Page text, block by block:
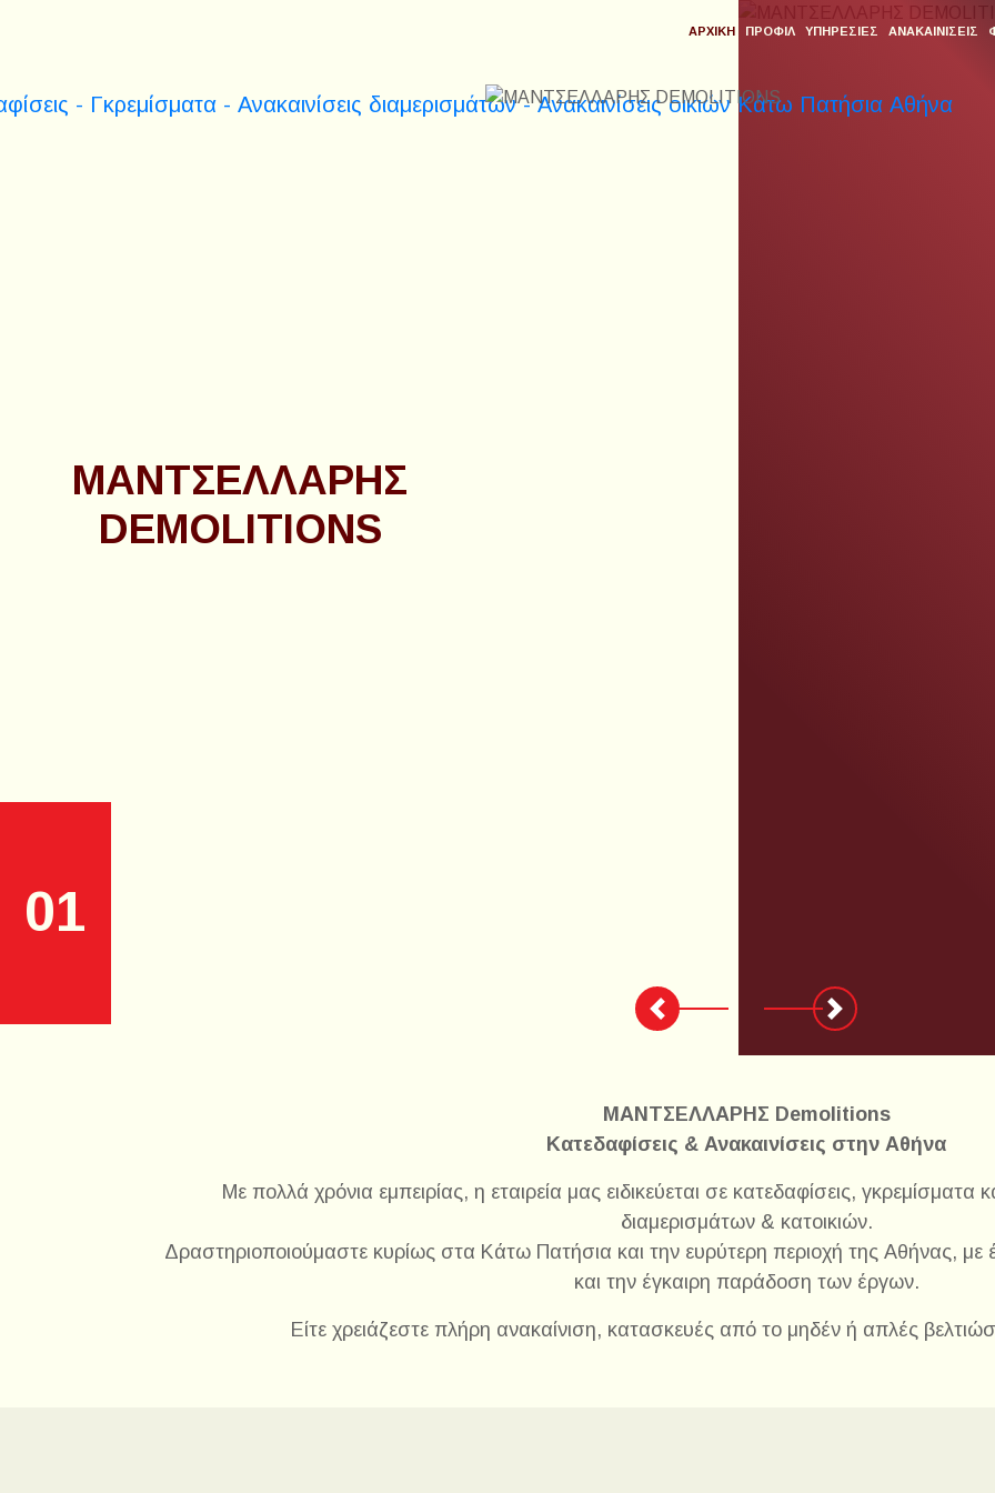
ΑΡΧΙΚΗ ΠΡΟΦΙΛ ΥΠΗΡΕΣΙΕΣ ΑΝΑΚΑΙΝΙΣΕΙΣ
ΜΑΝΤΣΕΛΛΑΡΗΣ
DEMOLITIONS
01
Previous Next
ΜΑΝΤΣΕΛΛΑΡΗΣ Demolitions
Κατεδαφίσεις & Ανακαινίσεις στην Αθήνα
Με πολλά χρόνια εμπειρίας, η εταιρεία μας ειδικεύεται σε κατεδαφίσεις, γκρεμίσματα
διαμερισμάτων & κατοικιών.
Δραστηριοποιούμαστε κυρίως στα Κάτω Πατήσια και την ευρύτερη περιοχή της Αθήνας,
και την έγκαιρη παράδοση των έργων.
Είτε χρειάζεστε πλήρη ανακαίνιση, κατασκευές από το μηδέν ή απλές